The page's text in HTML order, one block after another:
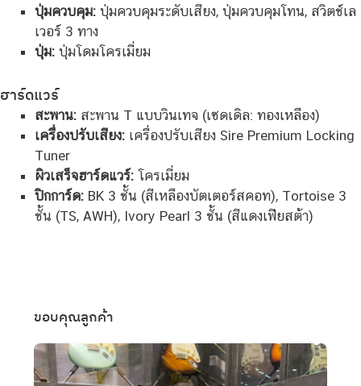
ปุ่มควบคุม:ปุ่มควบคุมระดับเสียง, ปุ่มควบคุมโทน, สวิตช์เล
เวอร์ 3 ทาง
ปุ่ม:ปุ่มโดมโครเมี่ยม
ฮาร์ดแวร์
สะพาน:สะพาน T แบบวินเทจ (เซดเดิล: ทองเหลือง)
เครื่องปรับเสียง:เครื่องปรับเสียง Sire Premium Locking
Tuner
ผิวเสร็จฮาร์ดแวร์:โครเมี่ยม
ปิกการ์ด:BK 3 ชั้น (สีเหลืองบัตเตอร์สคอท), Tortoise 3
ชั้น (TS, AWH), Ivory Pearl 3 ชั้น (สีแดงเฟียสต้า)
ขอบคุณลูกค้า